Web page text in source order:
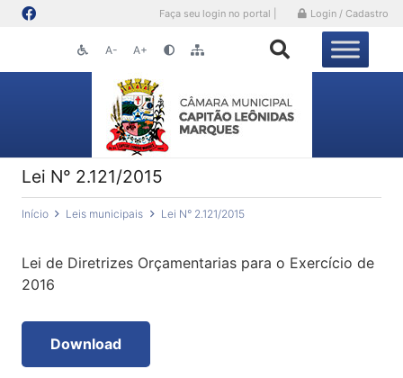
Faça seu login no portal | Login / Cadastro
A- A+
Lei N° 2.121/2015
Início Leis municipais Lei N° 2.121/2015
Lei de Diretrizes Orçamentarias para o Exercício de
2016
Download